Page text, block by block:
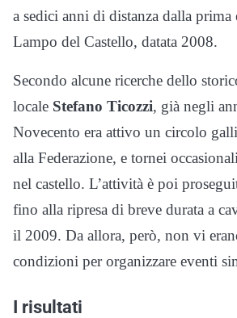
a sedici anni di distanza dalla prima
Lampo del Castello, datata 2008.
Secondo alcune ricerche dello
locale Stefano Ticozzi, già negli
Novecento era attivo un circolo
alla Federazione, e tornei
nel castello. L’attività è poi
fino alla ripresa di breve durata a
il 2009. Da allora, però, non vi
condizioni per organizzare eventi
I risultati